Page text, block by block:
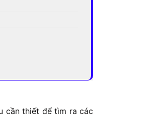
cần thiết để tìm ra các